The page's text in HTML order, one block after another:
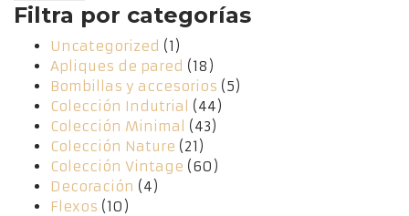
Filtra por categorías
Uncategorized (1)
Apliques de pared (18)
Bombillas y accesorios (5)
Colección Indutrial (44)
Colección Minimal (43)
Colección Nature (21)
Colección Vintage (60)
Decoración (4)
Flexos (10)